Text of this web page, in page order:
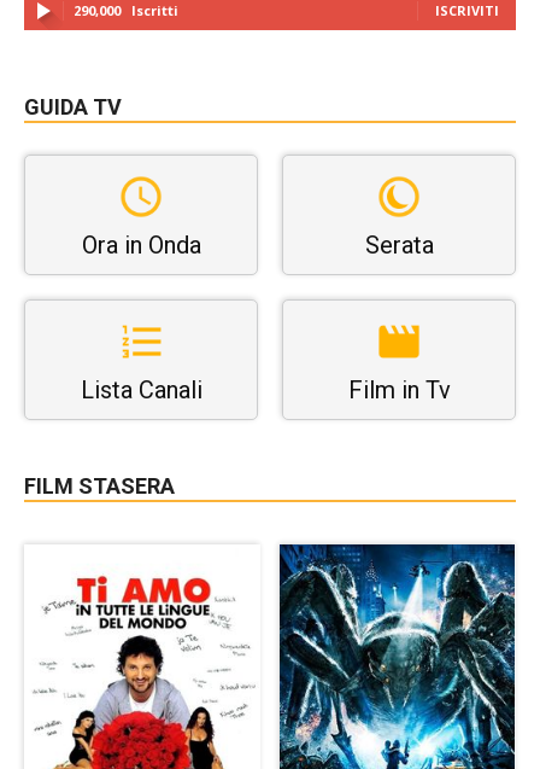
290,000 Iscritti ISCRIVITI
GUIDA TV
Ora in Onda Serata
Lista Canali Film in Tv
FILM STASERA